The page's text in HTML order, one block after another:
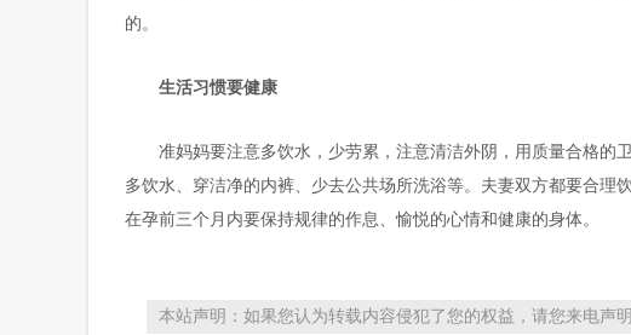
的。
生活习惯要健康
准妈妈要注意多饮水，少劳累，注意清洁外阴，用质量合格的
多饮水、穿洁净的内裤、少去公共场所洗浴等。夫妻双方都要合
在孕前三个月内要保持规律的作息、愉悦的心情和健康的身体。
本站声明：如果您认为转载内容侵犯了您的权益，请您来电声